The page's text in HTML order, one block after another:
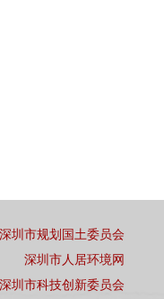
深圳市规划国土委员会
深圳市人居环境网
深圳市科技创新委员会